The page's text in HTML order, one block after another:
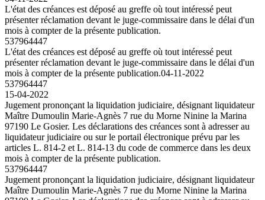
L'état des créances est déposé au greffe où tout intéressé peut
présenter réclamation devant le juge-commissaire dans le délai d'un
mois à compter de la présente publication.
537964447
L'état des créances est déposé au greffe où tout intéressé peut
présenter réclamation devant le juge-commissaire dans le délai d'un
mois à compter de la présente publication.04-11-2022
537964447
15-04-2022
Jugement prononçant la liquidation judiciaire, désignant liquidateur
Maître Dumoulin Marie-Agnès 7 rue du Morne Ninine la Marina
97190 Le Gosier. Les déclarations des créances sont à adresser au
liquidateur judiciaire ou sur le portail électronique prévu par les
articles L. 814-2 et L. 814-13 du code de commerce dans les deux
mois à compter de la présente publication.
537964447
Jugement prononçant la liquidation judiciaire, désignant liquidateur
Maître Dumoulin Marie-Agnès 7 rue du Morne Ninine la Marina